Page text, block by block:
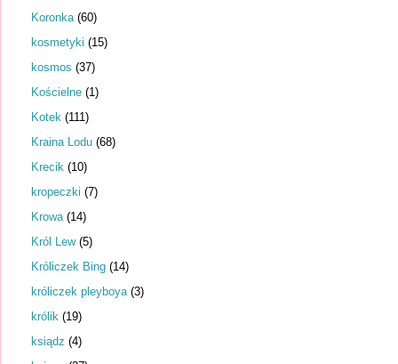
Koronka (60)
kosmetyki (15)
kosmos (37)
Kościelne (1)
Kotek (111)
Kraina Lodu (68)
Krecik (10)
kropeczki (7)
Krowa (14)
Król Lew (5)
Króliczek Bing (14)
króliczek pleyboya (3)
królik (19)
ksiądz (4)